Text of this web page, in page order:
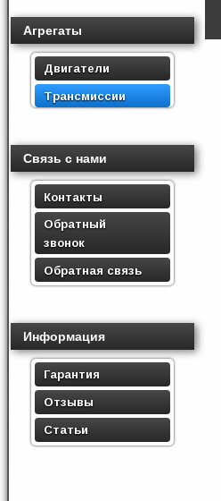
Агрегаты
Двигатели
Трансмиссии
Связь с нами
Контакты
Обратный
звонок
Обратная связь
Информация
Гарантия
Отзывы
Статьи